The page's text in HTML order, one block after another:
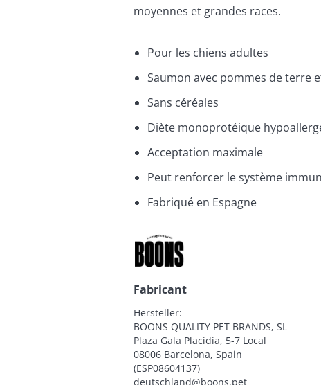
moyennes et grandes races.
Pour les chiens adultes
Saumon avec pommes de terre
Sans céréales
Diète monoprotéique
Acceptation maximale
Peut renforcer le système
Fabriqué en Espagne
Fabricant
Hersteller:
BOONS QUALITY PET BRANDS, SL
Plaza Gala Placidia, 5-7 Local
08006 Barcelona, Spain
(ESP08604137)
deutschland@boons.pet